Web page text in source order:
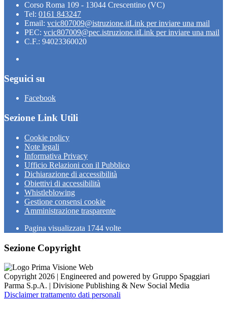
Corso Roma 109 - 13044 Crescentino (VC)
Tel: 0161 843247
Email: vcic807009@istruzione.itLink per inviare una mail
PEC: vcic807009@pec.istruzione.itLink per inviare una mail
C.F.: 94023360020
Seguici su
Facebook
Sezione Link Utili
Cookie policy
Note legali
Informativa Privacy
Ufficio Relazioni con il Pubblico
Dichiarazione di accessibilità
Obiettivi di accessibilità
Whistleblowing
Gestione consensi cookie
Amministrazione trasparente
Pagina visualizzata 1744 volte
Sezione Copyright
Copyright 2026 | Engineered and powered by Gruppo Spaggiari
Parma S.p.A. | Divisione Publishing & New Social Media
Disclaimer trattamento dati personali